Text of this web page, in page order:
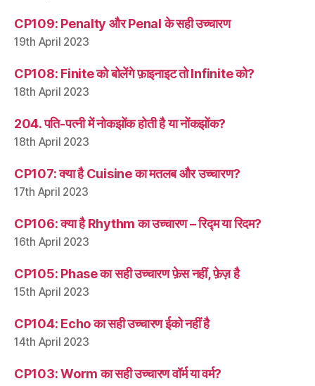
CP109: Penalty और Penal के सही उच्चारण
19th April 2023
CP108: Finite को बोलेंगे फ़ाइनाइट तो Infinite को?
18th April 2023
204. पति-पत्नी में नोकझोंक होती है या नोंकझोंक?
18th April 2023
CP107: क्या है Cuisine का मतलब और उच्चारण?
17th April 2023
CP106: क्या है Rhythm का उच्चारण – रिद्म या रिदम?
16th April 2023
CP105: Phase का सही उच्चारण फ़ेस नहीं, फ़ेज़ है
15th April 2023
CP104: Echo का सही उच्चारण ईको नहीं है
14th April 2023
CP103: Worm का सही उच्चारण वॉर्म या वर्म?